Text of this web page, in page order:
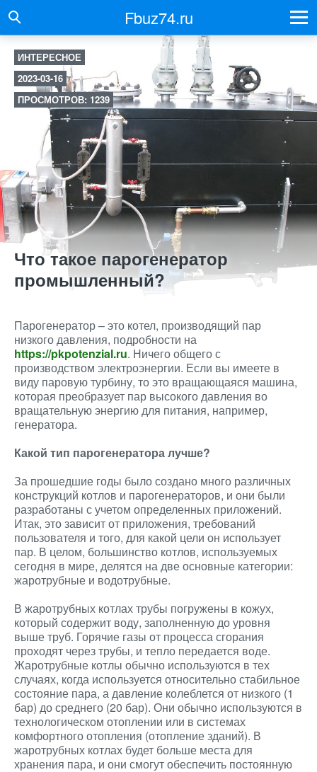
Fbuz74.ru
ИНТЕРЕСНОЕ
2023-03-16
ПРОСМОТРОВ: 1239
Что такое парогенератор
промышленный?
Парогенератор – это котел, производящий пар
низкого давления, подробности на
https://pkpotenzial.ru. Ничего общего с
производством электроэнергии. Если вы имеете в
виду паровую турбину, то это вращающаяся машина,
которая преобразует пар высокого давления во
вращательную энергию для питания, например,
генератора.
Какой тип парогенератора лучше?
За прошедшие годы было создано много различных
конструкций котлов и парогенераторов, и они были
разработаны с учетом определенных приложений.
Итак, это зависит от приложения, требований
пользователя и того, для какой цели он использует
пар. В целом, большинство котлов, используемых
сегодня в мире, делятся на две основные категории:
жаротрубные и водотрубные.
В жаротрубных котлах трубы погружены в кожух,
который содержит воду, заполненную до уровня
выше труб. Горячие газы от процесса сгорания
проходят через трубы, и тепло передается воде.
Жаротрубные котлы обычно используются в тех
случаях, когда используется относительно стабильное
состояние пара, а давление колеблется от низкого (1
бар) до среднего (20 бар). Они обычно используются в
технологическом отоплении или в системах
комфортного отопления (отопление зданий). В
жаротрубных котлах будет больше места для
хранения пара, и они смогут обеспечить постоянную